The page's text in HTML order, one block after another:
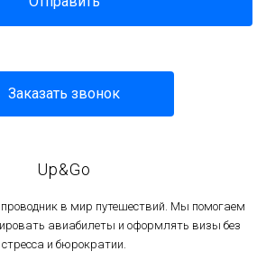
Заказать звонок
Up&Go
в мир путешествий. Мы помогаем
авиабилеты и оформлять визы без
стресса и бюрократии.